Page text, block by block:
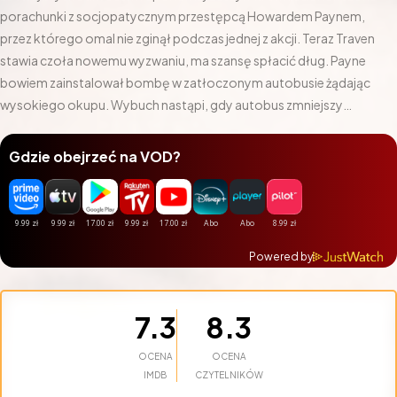
porachunki z socjopatycznym przestępcą Howardem Paynem,
przez którego omal nie zginął podczas jednej z akcji. Teraz Traven
stawia czoła nowemu wyzwaniu, ma szansę spłacić dług. Payne
bowiem zainstalował bombę w zatłoczonym autobusie żądając
wysokiego okupu. Wybuch nastąpi, gdy autobus zmniejszy
pasażerów albo… zginąć. Dramat ma miejsce w Los Angeles w czasie
Gdzie obejrzeć na VOD?
Powered by
7.3
OCENA
IMDB
8.3
OCENA
CZYTELNIKÓW